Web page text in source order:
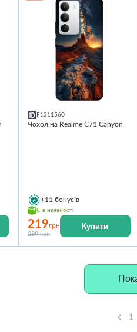
F1211560
Чохол на Realme C71 Canyon
+11 бонусів
Є в наявності
219грн
239 грн
Купити
1